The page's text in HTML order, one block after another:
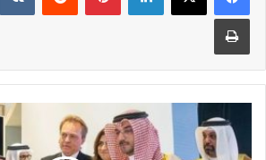
طباعة
إتش